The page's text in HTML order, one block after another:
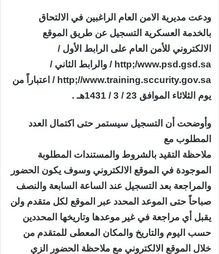
ودعت مديرية الامن العام الراغبين في الالتحاق
بالخدمة العسكرية التسجيل عن طريق الموقع
الالكتروني للأمن العام على الرابط الأول /
http;/www.psd.gsd.sa / والرابط الثاني /
http;//www.training.sccurity.gov.sa / اعتباراً من
يوم الثلاثاء الموافق 23 / 3 / 1431هـ .
وأوضحت أن التسجيل سيستمر حتى اكتمال العدد
المطلوب مع
ملاحظة التقيد بالشروط والمستندات المطلوبة
الموجودة في الموقع الالكتروني وسوف يكون الحضور
والمراجعة بعد التسجيل عند الساعة السابعة والنصف
صباحاً حتى الموعد المحدد عبر الموقع لكل متقدم ولن
يقبل أي مراجعة في غير موعدها وتاريخها المحددين
حسب اليوم والتاريخ والمكان المعطى للمتقدم من
خلال الموقع الالكتروني مع ملاحظة الحضور الزي